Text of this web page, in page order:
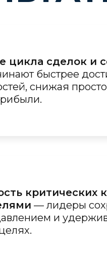
цикла сделок и
быстрее
снижая
критических
— лидеры
и